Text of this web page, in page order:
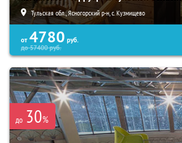
Тульская обл., Ясногорский р-н, с. Кузмищево
от 4780 руб.
до57400руб.
до 30%